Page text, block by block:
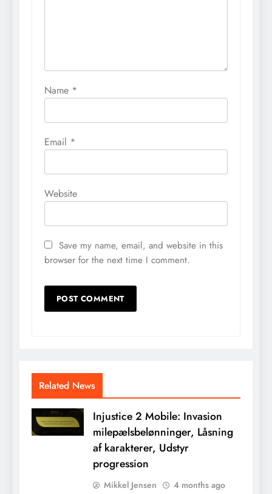
Name *
Email *
Website
Save my name, email, and website in this
browser for the next time I comment.
Related News
Injustice 2 Mobile: Invasion
milepælsbelønninger, Låsning
af karakterer, Udstyr
progression
Mikkel Jensen 4 months ago